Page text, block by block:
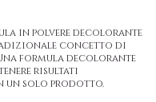
in polvere decolorante
concetto di
formula decolorante
risultati
un solo prodotto.